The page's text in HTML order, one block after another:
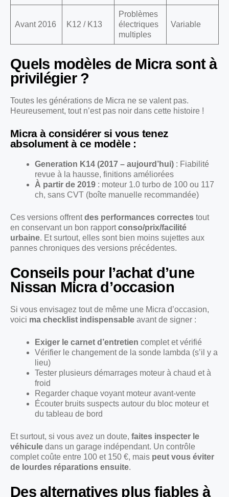
Avant 2016 K12 / K13
Problèmes
électriques
multiples
Variable
Quels modèles de Micra sont à
privilégier ?
Toutes les générations de Micra ne se valent pas.
Heureusement, tout n’est pas noir dans cette histoire !
Micra à considérer si vous tenez
absolument à ce modèle :
Generation K14 (2017 – aujourd’hui) : Fiabilité
revue à la hausse, finitions améliorées
À partir de 2019 : moteur 1.0 turbo de 100 ou 117
ch, sans CVT (boîte manuelle recommandée)
Ces versions offrentdes performances correctes tout
en conservant un bon rapportconso/prix/facilité
urbaine. Et surtout, elles sont bien moins sujettes aux
pannes chroniques des versions précédentes.
Conseils pour l’achat d’une
Nissan Micra d’occasion
Si vous envisagez tout de même une Micra d’occasion,
voici ma checklist indispensable avant de signer :
Exiger le carnet d’entretien complet et vérifié
Vérifier le changement de la sonde lambda (s’il y a
lieu)
Tester plusieurs démarrages moteur à chaud et à
froid
Regarder chaque voyant moteur avant-vente
Écouter bruits suspects autour du bloc moteur et
du tableau de bord
Et surtout, si vous avez un doute, faites inspecter le
véhicule dans un garage indépendant. Un contrôle
complet coûte entre 100 et 150 €, mais peut vous éviter
de lourdes réparations ensuite.
Des alternatives plus fiables à